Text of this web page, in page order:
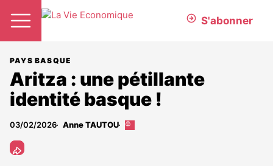
S'abonner
PAYS BASQUE
Aritza : une pétillante
identité basque !
03/02/2026 Anne TAUTOU
Cet